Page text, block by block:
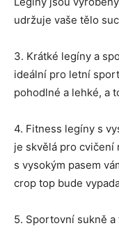
udržuje vaše tělo
3. Krátké legíny a
ideální pro letní
pohodlné a lehké, a
4. Fitness legíny s
je skvělá pro cvičení
s vysokým pasem
crop top bude
5. Sportovní sukně